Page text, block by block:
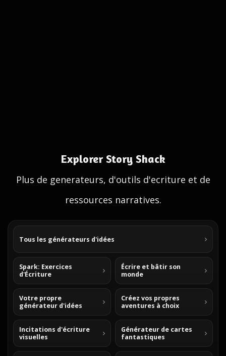
Explorer Story Shack
Plus de generateurs, d'outils d'ecriture et de
ressources narratives.
Tous les générateurs d'idées
Spark: Exercices
d'Écriture
Écrire et bâtir son
monde
Votre propre
générateur d'idées
Créez vos propres
aventures à choix
Incitations d'écriture
visuelles
Générateur de cartes
fantastiques